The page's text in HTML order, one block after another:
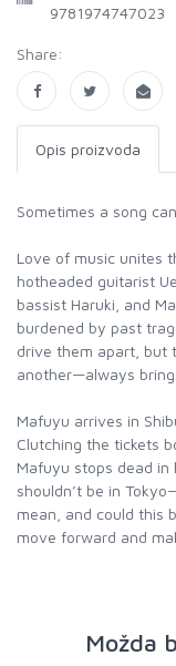
9781974747023
Share:
Opis proizvoda
Sometimes a song
Love of music unites
hotheaded guitarist
bassist Haruki, and
burdened by past
drive them apart, but
another—always
Mafuyu arrives in
Clutching the tickets
Mafuyu stops dead
shouldn’t be in
mean, and could this
move forward and
Možda